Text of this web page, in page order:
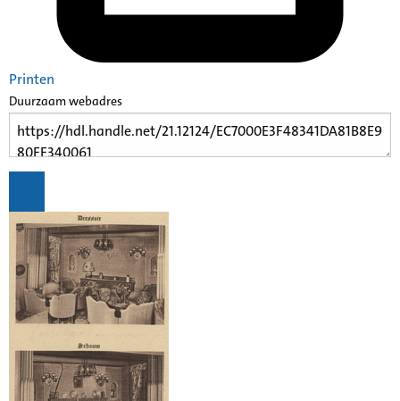
Printen
Duurzaam webadres